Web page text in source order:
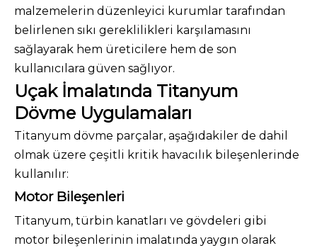
malzemelerin düzenleyici kurumlar tarafından
belirlenen sıkı gereklilikleri karşılamasını
sağlayarak hem üreticilere hem de son
kullanıcılara güven sağlıyor.
Uçak İmalatında Titanyum
Dövme Uygulamaları
Titanyum dövme parçalar, aşağıdakiler de dahil
olmak üzere çeşitli kritik havacılık bileşenlerinde
kullanılır:
Motor Bileşenleri
Titanyum, türbin kanatları ve gövdeleri gibi
motor bileşenlerinin imalatında yaygın olarak